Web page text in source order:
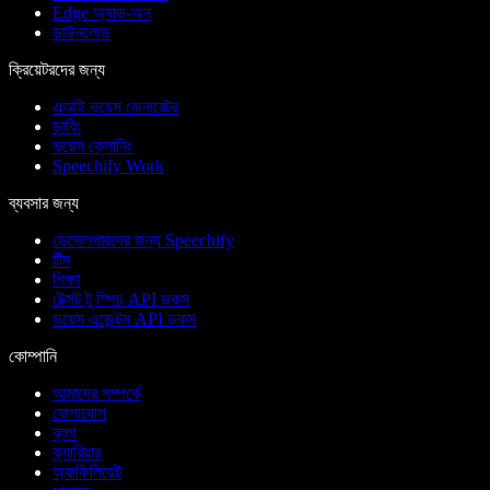
Edge অ্যাড-অন
ডাউনলোড
ক্রিয়েটরদের জন্য
এআই ভয়েস জেনারেটর
ডাবিং
ভয়েস ক্লোনিং
Speechify Work
ব্যবসার জন্য
ডেভেলপারদের জন্য Speechify
টিম
শিক্ষা
টেক্সট টু স্পিচ API ডকস
ভয়েস এজেন্টস API ডকস
কোম্পানি
আমাদের সম্পর্কে
যোগাযোগ
ব্লগ
ক্যারিয়ার
অ্যাফিলিয়েট